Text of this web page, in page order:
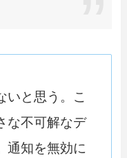
いと思う。こ
な不可解なデ
通知を無効に